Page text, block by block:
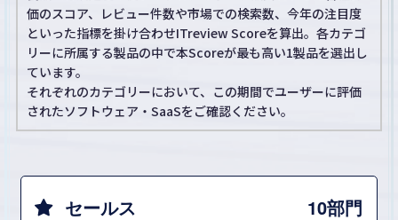
価のスコア、レビュー件数や市場での検索数、今年の注目度
といった指標を掛け合わせITreview Scoreを算出。各カテゴ
リーに所属する製品の中で本Scoreが最も高い1製品を選出し
ています。
それぞれのカテゴリーにおいて、この期間でユーザーに評価
されたソフトウェア・SaaSをご確認ください。
セールス 10部門